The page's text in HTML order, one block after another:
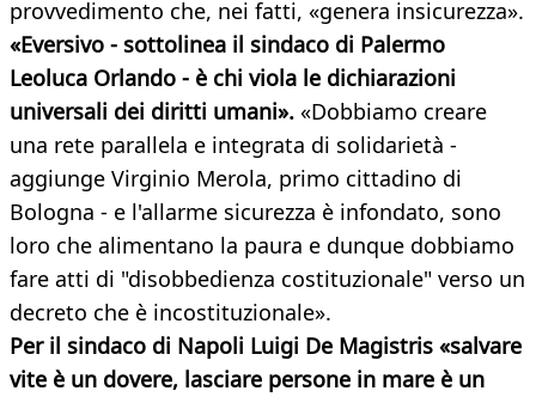
provvedimento che, nei fatti, «genera insicurezza».
«Eversivo - sottolinea il sindaco di Palermo
Leoluca Orlando - è chi viola le dichiarazioni
universali dei diritti umani». «Dobbiamo creare
una rete parallela e integrata di solidarietà -
aggiunge Virginio Merola, primo cittadino di
Bologna - e l'allarme sicurezza è infondato, sono
loro che alimentano la paura e dunque dobbiamo
fare atti di "disobbedienza costituzionale" verso un
decreto che è incostituzionale».
Per il sindaco di Napoli Luigi De Magistris «salvare
vite è un dovere, lasciare persone in mare è un